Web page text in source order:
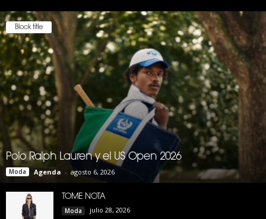
Block title
Polo Ralph Lauren y el US Open 2026
Moda Agenda - agosto 6, 2026
TOME NOTA
Moda julio 28, 2026